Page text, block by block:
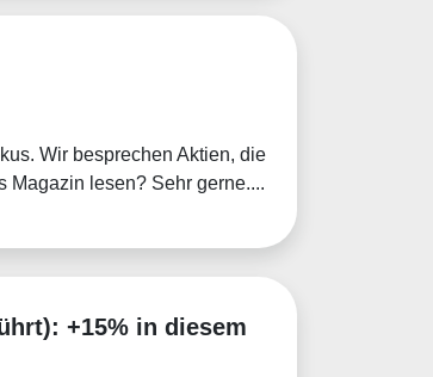
Wir besprechen Aktien, die
Magazin lesen? Sehr gerne....
+15% in diesem